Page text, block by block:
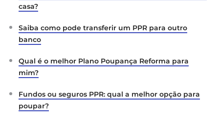
casa?
Saiba como pode transferir um PPR para outro
banco
Qual é o melhor Plano Poupança Reforma para
mim?
Fundos ou seguros PPR: qual a melhor opção para
poupar?